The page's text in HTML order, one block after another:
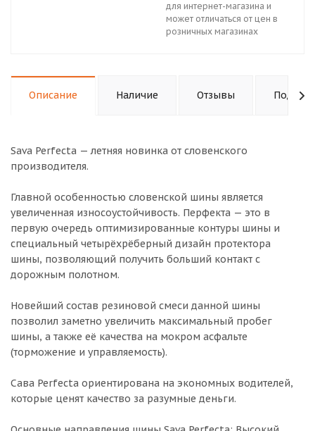
для интернет-магазина и
может отличаться от цен в
розничных магазинах
Описание Наличие Отзывы
Sava Perfecta — летняя новинка от словенского
производителя.
Главной особенностью словенской шины является
увеличенная износоустойчивость. Перфекта — это в
первую очередь оптимизированные контуры шины и
специальный четырёхрёберный дизайн протектора
шины, позволяющий получить больший контакт с
дорожным полотном.
Новейший состав резиновой смеси данной шины
позволил заметно увеличить максимальный пробег
шины, а также её качества на мокром асфальте
(торможение и управляемость).
Сава Perfecta ориентирована на экономных водителей,
которые ценят качество за разумные деньги.